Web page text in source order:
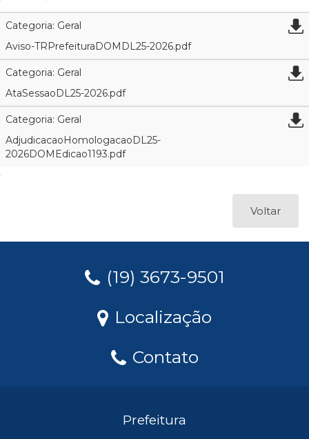
Categoria: Geral
Aviso-TRPrefeituraDOMDL25-2026.pdf
Categoria: Geral
AtaSessaoDL25-2026.pdf
Categoria: Geral
AdjudicacaoHomologacaoDL25-
2026DOMEdicao1193.pdf
Voltar
(19) 3673-9501
Localização
Contato
Prefeitura